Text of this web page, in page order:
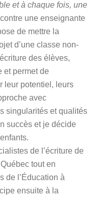
et à chaque fois, une
une enseignante
de mettre la
d’une classe non-
des élèves,
et permet de
leur potentiel, leurs
avec
singularités et qualités
succès et je décide
de l’écriture de
tout en
de l’Éducation à
ensuite à la